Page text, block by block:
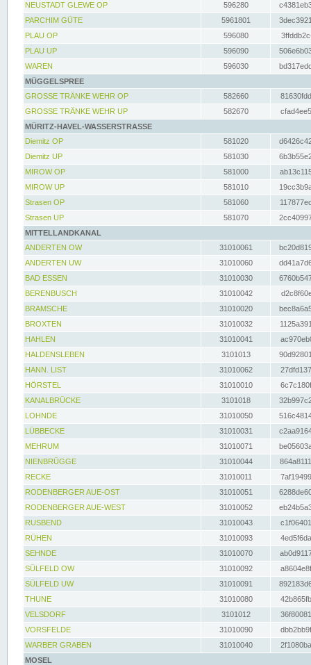
NEUSTADT GLEWE OP
596280
PARCHIM GÜTE
5961801
PLAU OP
596080
PLAU UP
596090
WAREN
596030
MÜGGELSPREE
GROSSE TRÄNKE WEHR OP
582660
GROSSE TRÄNKE WEHR UP
582670
MÜRITZ-HAVEL-WASSERSTRASSE
Diemitz OP
581020
Diemitz UP
581030
MIROW OP
581000
MIROW UP
581010
Strasen OP
581060
Strasen UP
581070
MITTELLANDKANAL
ANDERTEN OW
31010061
ANDERTEN UW
31010060
BAD ESSEN
31010030
BERENBUSCH
31010042
BRAMSCHE
31010020
BROXTEN
31010032
HAHLEN
31010041
HALDENSLEBEN
3101013
HANN. LIST
31010062
HÖRSTEL
31010010
KANALBRÜCKE
3101018
LOHNDE
31010050
LÜBBECKE
31010031
MEHRUM
31010071
NIENBRÜGGE
31010044
RECKE
31010011
RODENBERGER AUE-OST
31010051
RODENBERGER AUE-WEST
31010052
RUSBEND
31010043
RÜHEN
31010093
SEHNDE
31010070
SÜLFELD OW
31010092
SÜLFELD UW
31010091
THUNE
31010080
VELSDORF
3101012
VORSFELDE
31010090
WARBER GRABEN
31010040
MOSEL